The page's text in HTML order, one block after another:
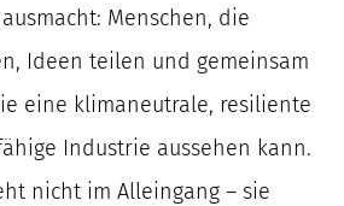
Menschen, die
Ideen teilen und gemeinsam
eine klimaneutrale, resiliente
Industrie aussehen kann.
nicht im Alleingang – sie